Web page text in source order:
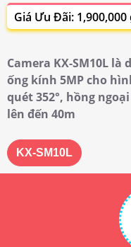
Giá Ưu Đãi: 1,900,000
Camera KX-SM10L
ống kính 5MP cho
quét 352°, hồng
lên đến 40m
KX-SM10L